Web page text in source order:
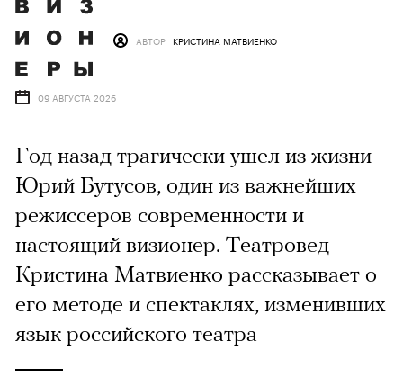
АВТОР КРИСТИНА МАТВИЕНКО
09 АВГУСТА 2026
Год назад трагически ушел из жизни
Юрий Бутусов, один из важнейших
режиссеров современности и
настоящий визионер. Театровед
Кристина Матвиенко рассказывает о
его методе и спектаклях, изменивших
язык российского театра